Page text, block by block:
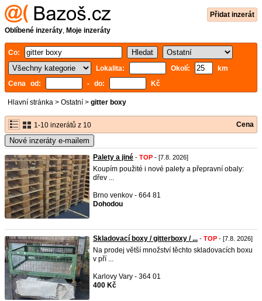
Přidat inzerát
Oblíbené inzeráty, Moje inzeráty
Co:
Lokalita:
Okolí:
km
Cena od:
- do: Kč
Hlavní stránka > Ostatní > gitter boxy
1-10 inzerátů z 10 Cena
Nové inzeráty e-mailem
Palety a jiné - TOP - [7.8. 2026]
Koupím použité i nové palety a přepravní obaly:
dřev ...
Brno venkov - 664 81
Dohodou
Skladovací boxy / gitterboxy / ... - TOP - [7.8. 2026]
Na prodej větší množství těchto skladovacích boxu
v pří ...
Karlovy Vary - 364 01
400 Kč